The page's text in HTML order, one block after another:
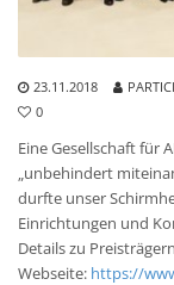
23.11.2018
0
Eine Gesellschaft für
„unbehindert
durfte unser
Einrichtungen und
Details zu
Webseite: https://